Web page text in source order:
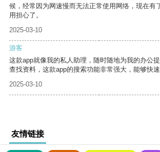
候，经常因为网速慢而无法正常使用网络，现在有
用担心了。
2025-03-10
游客
这款app就像我的私人助理，随时随地为我的办公
查找资料，这款app的搜索功能非常强大，能够快速
2025-03-10
友情链接